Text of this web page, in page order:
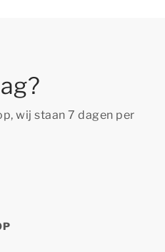
wij staan 7 dagen per